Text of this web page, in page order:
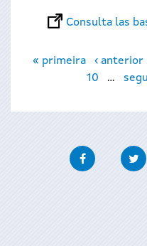
Consulta las
Páginas
« primeira ‹ anterior
10
…
Facebook